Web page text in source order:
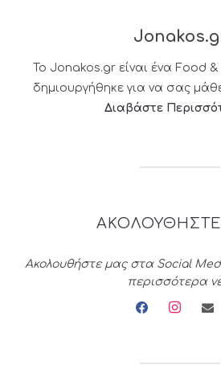
Το Jonakos.gr είναι ένα Food
δημιουργήθηκε για να σας
Διαβάστε
Ακολουθήστε μας στα Social
περισσότερα
facebookinstagram